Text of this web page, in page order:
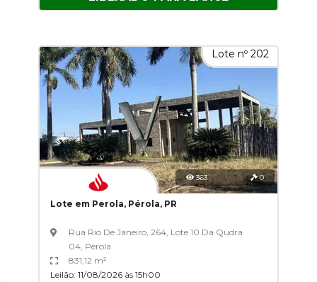
Lote nº 202
363 0
Lote em Perola, Pérola, PR
Rua Rio De Janeiro, 264, Lote 10 Da Qudra
04, Perola
831,12 m²
Leilão: 11/08/2026 às 15h00